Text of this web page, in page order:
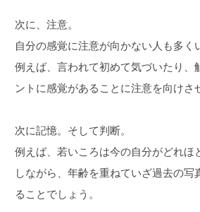
次に、注意。
自分の感覚に注意が向かない人も多く
例えば、言われて初めて気づいたり
ントに感覚があることに注意を向け
次に記憶。そして判断。
例えば、若いころは今の自分がどれ
しながら、年齢を重ねていざ過去の
ることでしょう。